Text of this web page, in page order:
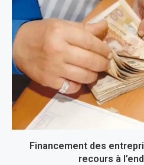
Financement des
recours à